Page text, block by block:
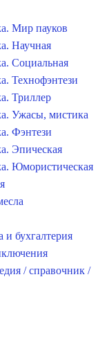
Мир пауков
Научная
Социальная
Технофэнтези
Триллер
Ужасы, мистика
Фэнтези
Эпическая
Юмористическая
и бухгалтерия
/ справочник /